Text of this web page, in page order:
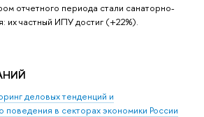
отчетного периода стали санаторно-
их частный ИПУ достиг (+22%).
деловых тенденций и
поведения в секторах экономики России